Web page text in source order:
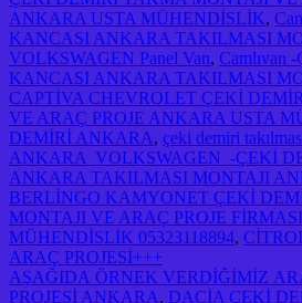
ANKARA USTA MÜHENDİSLİK,
KANCASI ANKARA TAKILMASI
VOLKSWAGEN Panel Van, Camlıvan
KANCASI ANKARA TAKILMASI
CAPTİVA CHEVROLET ÇEKİ
VE ARAÇ PROJE ANKARA USTA
DEMİRİ ANKARA, çeki demiri
ANKARA VOLKSWAGEN -ÇEKİ
ANKARA TAKILMASI MONTAJI
BERLİNGO KAMYONET ÇEKİ
MONTAJI VE ARAÇ PROJE
MÜHENDİSLİK 05323118894,
ARAÇ PROJESİ+++
AŞAĞIDA ÖRNEK VERDİĞİMİZ
PROJESİ ANKARA, DACİA ÇEKİ